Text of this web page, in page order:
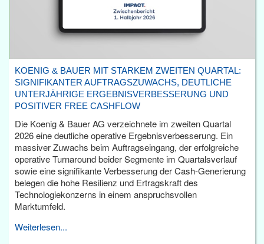
KOENIG & BAUER MIT STARKEM ZWEITEN QUARTAL:
SIGNIFIKANTER AUFTRAGSZUWACHS, DEUTLICHE
UNTERJÄHRIGE ERGEBNISVERBESSERUNG UND
POSITIVER FREE CASHFLOW
Die Koenig & Bauer AG verzeichnete im zweiten Quartal
2026 eine deutliche operative Ergebnisverbesserung. Ein
massiver Zuwachs beim Auftragseingang, der erfolgreiche
operative Turnaround beider Segmente im Quartalsverlauf
sowie eine signifikante Verbesserung der Cash-Generierung
belegen die hohe Resilienz und Ertragskraft des
Technologiekonzerns in einem anspruchsvollen
Marktumfeld.
Weiterlesen...